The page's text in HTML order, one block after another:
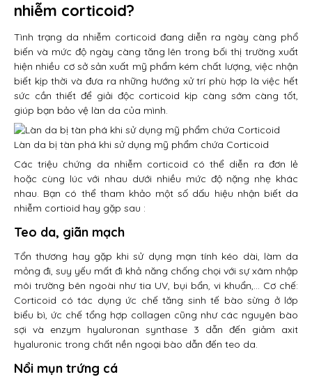
nhiễm corticoid?
Tình trạng da nhiễm corticoid đang diễn ra ngày càng phổ
biến và mức độ ngày càng tăng lên trong bối thị trường xuất
hiện nhiều cơ sở sản xuất mỹ phẩm kém chất lượng, việc nhận
biết kịp thời và đưa ra những hướng xử trí phù hợp là việc hết
sức cần thiết để giải độc corticoid kịp càng sớm càng tốt,
giúp bạn bảo vệ làn da của mình.
Làn da bị tàn phá khi sử dụng mỹ phẩm chứa Corticoid
Các triệu chứng da nhiễm corticoid có thể diễn ra đơn lẻ
hoặc cùng lúc với nhau dưới nhiều mức độ nặng nhẹ khác
nhau. Bạn có thể tham khảo một số dấu hiệu nhận biết da
nhiễm cortioid hay gặp sau :
Teo da, giãn mạch
Tổn thương hay gặp khi sử dụng mạn tính kéo dài, làm da
mỏng đi, suy yếu mất đi khả năng chống chọi với sự xâm nhập
môi trường bên ngoài như tia UV, bụi bẩn, vi khuẩn,… Cơ chế:
Corticoid có tác dụng ức chế tăng sinh tế bào sừng ở lớp
biểu bì, ức chế tổng hợp collagen cũng như các nguyên bào
sợi và enzym hyaluronan synthase 3 dẫn đến giảm axit
hyaluronic trong chất nền ngoại bào dẫn đến teo da.
Nổi mụn trứng cá